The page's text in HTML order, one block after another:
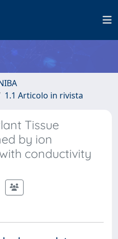
1.1 Articolo in rivista
Tissue
by ion
conductivity